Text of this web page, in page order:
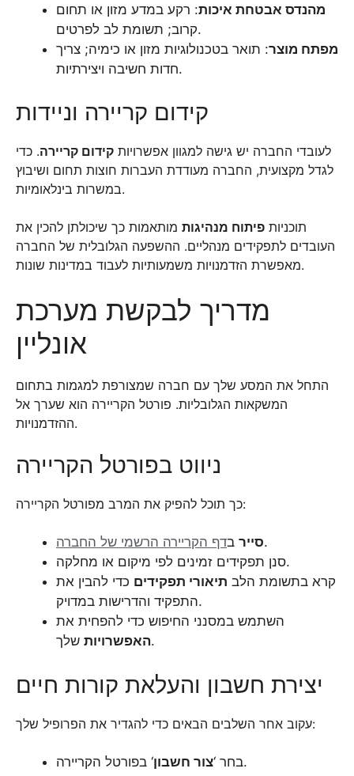
מהנדס אבטחת איכות: רקע במדע מזון או תחום
קרוב; תשומת לב לפרטים.
מפתח מוצר: תואר בטכנולוגיות מזון או כימיה; צריך
חדות חשיבה ויצירתיות.
קידום קריירה וניידות
לעובדי החברה יש גישה למגוון אפשרויות קידום קריירה. כדי
לגדל מקצועית, החברה מעודדת העברות חוצות תחום ושיבוץ
במשרות בינלאומיות.
תוכניות פיתוח מנהיגות מותאמות כך שיכולתן להכין את
העובדים לתפקידים מנהליים. ההשפעה הגלובלית של החברה
מאפשרת הזדמנויות משמעותיות לעבוד במדינות שונות.
מדריך לבקשת מערכת
אונליין
התחל את המסע שלך עם חברה שמצורפת למגמות בתחום
המשקאות הגלובליות. פורטל הקריירה הוא שערך אל
ההזדמנויות.
ניווט בפורטל הקריירה
כך תוכל להפיק את המרב מפורטל הקריירה:
סייר בדף הקריירה הרשמי של החברה
.
סנן תפקידים זמינים לפי מיקום או מחלקה.
קרא בתשומת הלב תיאורי תפקידים כדי להבין את
התפקיד והדרישות במדויק.
השתמש במסנני החיפוש כדי להפחית את
האפשרויותשלך.
יצירת חשבון והעלאת קורות חיים
עקוב אחר השלבים הבאים כדי להגדיר את הפרופיל שלך:
בחר ‘צור חשבון
‘ בפורטל הקריירה.